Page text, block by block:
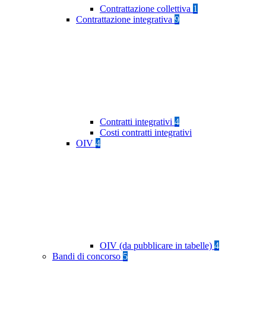
Contrattazione collettiva 1
Contrattazione integrativa 9
Contratti integrativi 4
Costi contratti integrativi
OIV 4
OIV (da pubblicare in tabelle) 4
Bandi di concorso 5